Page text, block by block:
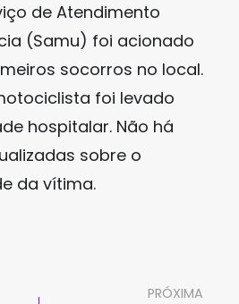
de Atendimento
(Samu) foi acionado
socorros no local.
foi levado
hospitalar. Não há
sobre o
da vítima.
PRÓXIMA